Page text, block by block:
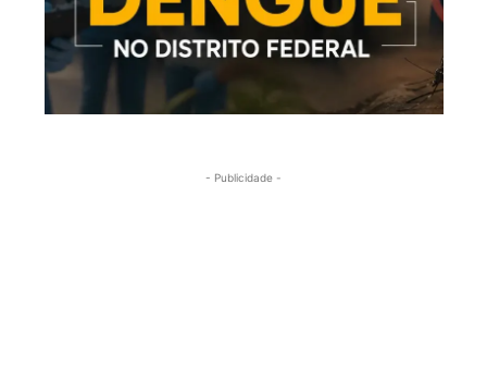
- Publicidade -